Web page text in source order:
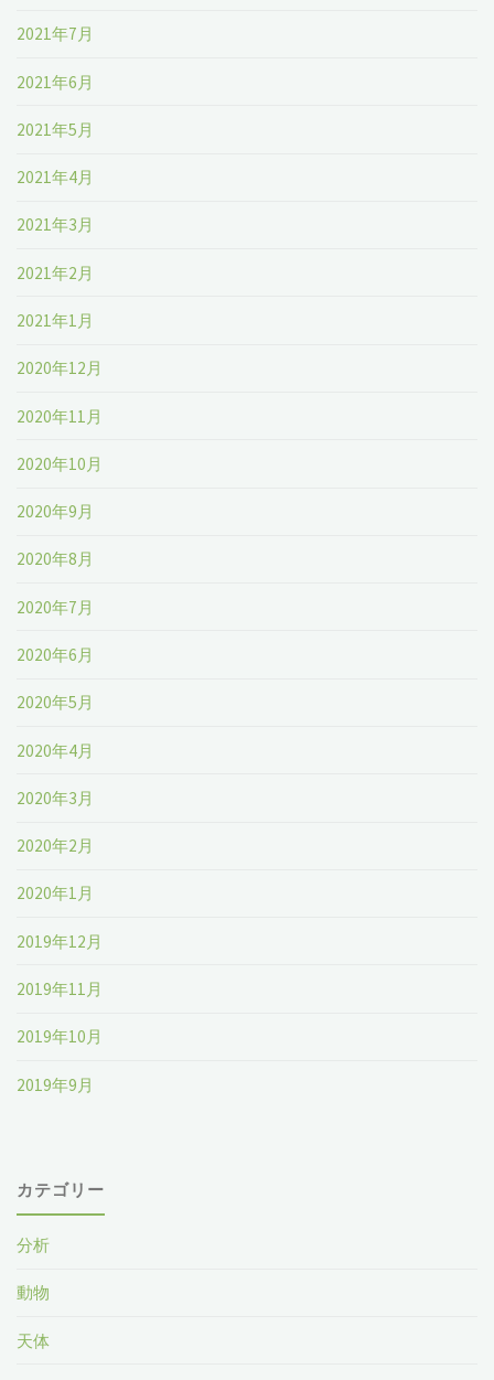
2021年7月
2021年6月
2021年5月
2021年4月
2021年3月
2021年2月
2021年1月
2020年12月
2020年11月
2020年10月
2020年9月
2020年8月
2020年7月
2020年6月
2020年5月
2020年4月
2020年3月
2020年2月
2020年1月
2019年12月
2019年11月
2019年10月
2019年9月
カテゴリー
分析
動物
天体